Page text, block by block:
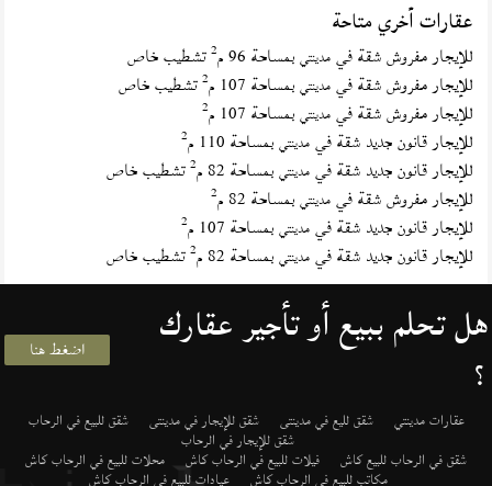
عقارات أخري متاحة
للإيجار مفروش شقة فيمدينتي بمساحة 96 م 2تشطيب خاص
للإيجار مفروش شقة فيمدينتي بمساحة 107 م 2تشطيب خاص
للإيجار مفروش شقة فيمدينتي بمساحة 107 م 2
للإيجار قانون جديد شقة فيمدينتي بمساحة 110 م 2
للإيجار قانون جديد شقة فيمدينتي بمساحة 82 م 2تشطيب خاص
للإيجار مفروش شقة فيمدينتي بمساحة 82 م 2
للإيجار قانون جديد شقة فيمدينتي بمساحة 107 م 2
للإيجار قانون جديد شقة فيمدينتي بمساحة 82 م 2تشطيب خاص
هل تحلم ببيع أو تأجير عقارك
؟ اضغط هنا
عقارات مدينتي شقق لليع في مدينتى شقق للإيجار في مدينتى شقق للبيع في الرحاب
شقق للإيجار في الرحاب
شقق في الرحاب للبيع كاش فيلات للبيع في الرحاب كاش محلات للبيع في الرحاب كاش
مكاتب للبيع في الرحاب كاش عيادات للبيع في الرحاب كاش